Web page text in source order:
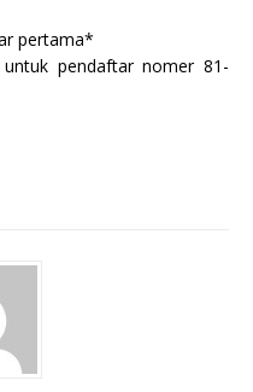
pertama*
pendaftar nomer 81-